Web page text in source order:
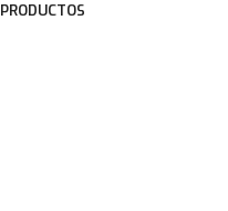
PRODUCTOS